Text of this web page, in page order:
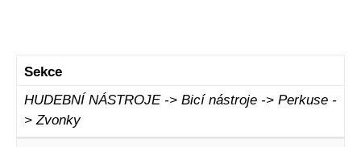
Sekce
HUDEBNÍ NÁSTROJE -> Bicí nástroje -> Perkuse -
> Zvonky